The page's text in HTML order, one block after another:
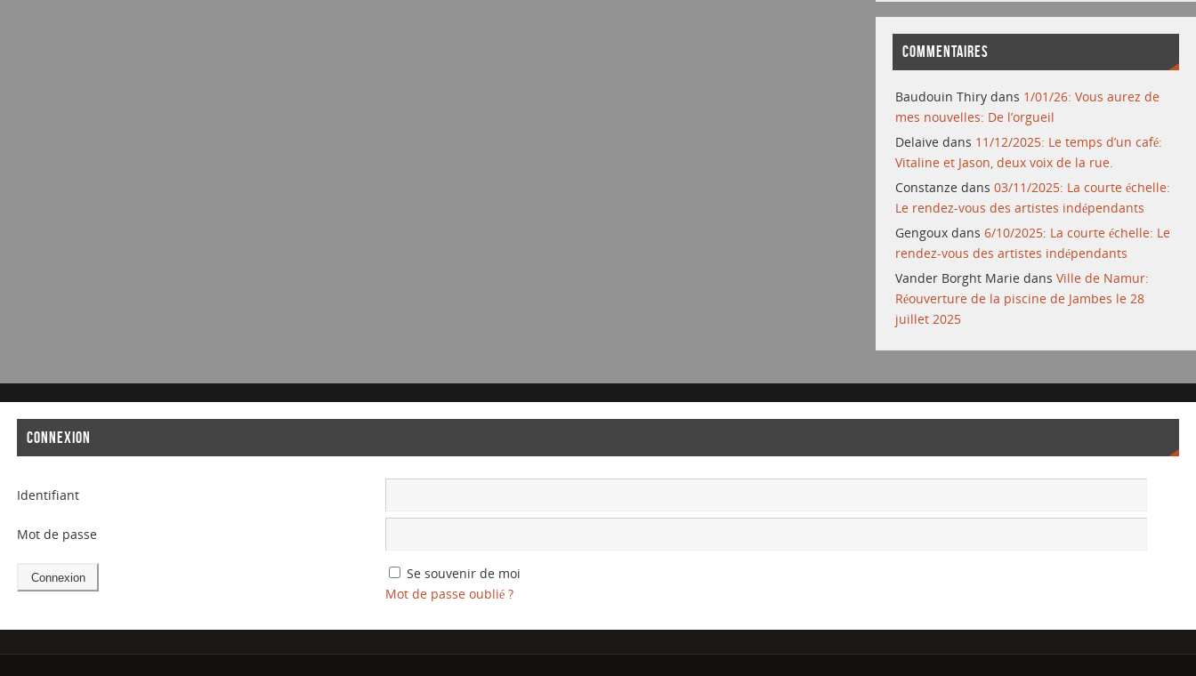
COMMENTAIRES
Baudouin Thiry dans 1/01/26: Vous aurez de
mes nouvelles: De l’orgueil
Delaive dans 11/12/2025: Le temps d’un café:
Vitaline et Jason, deux voix de la rue.
Constanze dans03/11/2025: La courte échelle:
Le rendez-vous des artistes indépendants
Gengoux dans6/10/2025: La courte échelle: Le
rendez-vous des artistes indépendants
Vander Borght Marie dansVille de Namur:
Réouverture de la piscine de Jambes le 28
juillet 2025
CONNEXION
Identifiant
Mot de passe
Se souvenir de moi
Mot de passe oublié ?